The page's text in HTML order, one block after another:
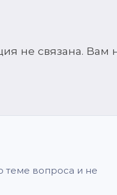
не связана.
теме вопроса и не